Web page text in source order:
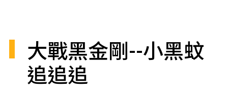
大戰黑金剛--小黑蚊
追追追